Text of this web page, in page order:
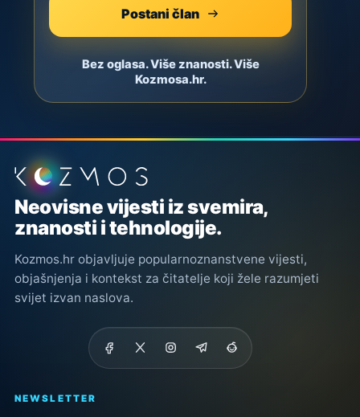
Postani član
Bez oglasa. Više znanosti. Više
Kozmosa.hr.
Podnožje stranice
Neovisne vijesti iz svemira,
znanosti i tehnologije.
Kozmos.hr objavljuje popularnoznanstvene vijesti,
objašnjenja i kontekst za čitatelje koji žele razumjeti
svijet izvan naslova.
NEWSLETTER